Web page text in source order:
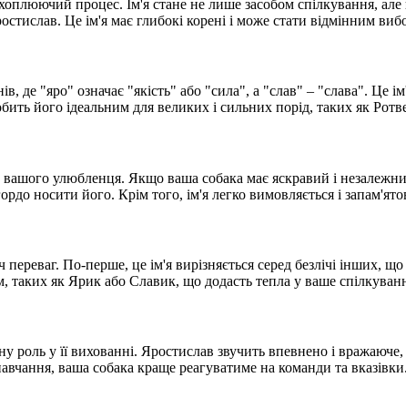
процес. Ім'я стане не лише засобом спілкування,
Це ім'я має глибокі корені і може стати відмінним
де "яро" означає "якість" або "сила", а "слав" – "слава". Це
його ідеальним для великих і сильних порід, таких як
улюбленця. Якщо ваша собака має яскравий і
носити його. Крім того, ім'я легко вимовляється і
По-перше, це ім'я вирізняється серед безлічі
таких як Ярик або Славик, що додасть тепла у ваше
роль у її вихованні. Яростислав звучить впевнено і
ваша собака краще реагуватиме на команди та вказівки.